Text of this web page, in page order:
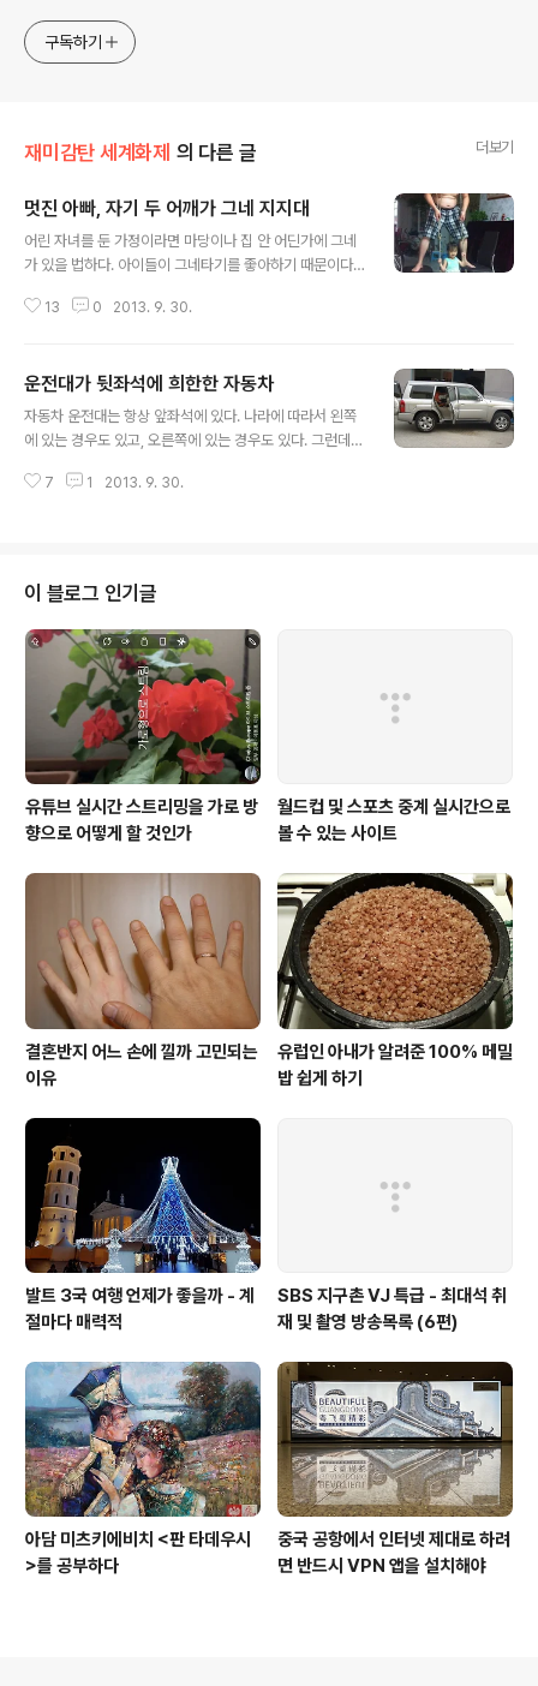
구독하기
재미감탄 세계화제 의 다른 글 더보기
멋진 아빠, 자기 두 어깨가 그네 지지대
어린 자녀를 둔 가정이라면 마당이나 집 안 어딘가에 그네
가 있을 법하다. 아이들이 그네타기를 좋아하기 때문이다.
기 다리를 내줄 것이다. 그러면 아이는 아빠 다리를 꼭 껴안
다. 의자를 두 개 놓고 그 위에 올라가 자기 몸을 그네 지지
대로 활용하고 있다. * 사진출처 image source link 큰
각도로 왕복해서 그네를 탈 수 없지만, 딸아이가 아빠의 정
니에 있는 그네가 떠올랐다. 딸아이가 두 살이었을 때 이 그
13 0 2013. 9. 30.
운전대가 뒷좌석에 희한한 자동차
자동차 운전대는 항상 앞좌석에 있다. 나라에 따라서 왼쪽
에 있는 경우도 있고, 오른쪽에 있는 경우도 있다. 그런데
엔 운전대가 앞좌석에 없다. 신기하게도 운전대는 뒷좌석
다. [사진출처 image source link] 답은 뒷좌석에 있다.
운전대는 운전석과 조수석 사이에 설치되어 있다. 내부 구
조가 참으로 희한하다. 절실한 필요에 의해 만들어진 기형
차인 듯하다. 아랍 국가의 사람이 개조한 것으로 알려져 있
다. 운전대와 운전석이 뒤에 있으니 저격수 공격으로부터
운전사 안전를 확보하..
7 1 2013. 9. 30.
이 블로그 인기글
유튜브 실시간 스트리밍을 가로 방
향으로 어떻게 할 것인가
월드컵 및 스포츠 중계 실시간으로
볼 수 있는 사이트
결혼반지 어느 손에 낄까 고민되는
이유
유럽인 아내가 알려준 100% 메밀
밥 쉽게 하기
발트 3국 여행 언제가 좋을까 - 계
절마다 매력적
SBS 지구촌 VJ 특급 - 최대석 취
재 및 촬영 방송목록 (6편)
아담 미츠키에비치 <판 타데우시
>를 공부하다
중국 공항에서 인터넷 제대로 하려
면 반드시 VPN 앱을 설치해야